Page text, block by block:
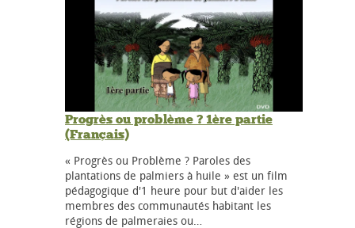
Progrès ou problème ? 1ère partie
(Français)
« Progrès ou Problème ? Paroles des
plantations de palmiers à huile » est un film
pédagogique d'1 heure pour but d'aider les
membres des communautés habitant les
régions de palmeraies ou…